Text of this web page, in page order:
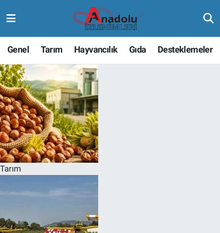
Genel Tarım Hayvancılık Gıda Desteklemeler
Tarım